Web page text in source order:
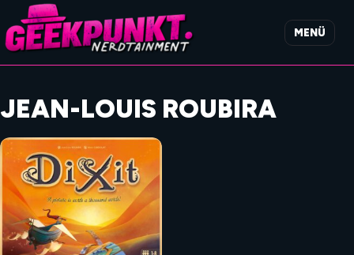
MENÜ
JEAN-LOUIS ROUBIRA